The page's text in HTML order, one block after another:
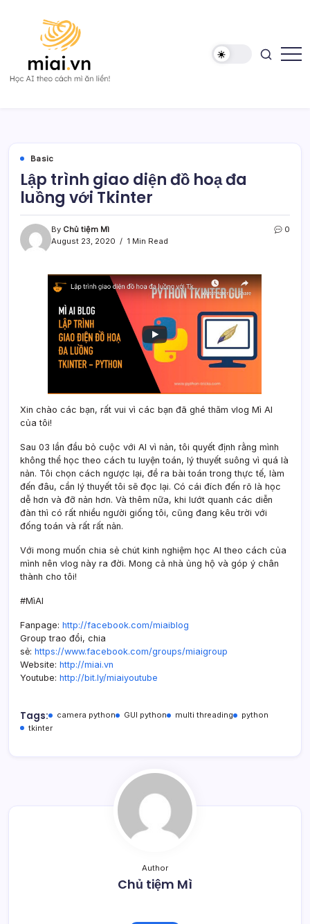
liền!
Basic
Lập trình giao diện đồ hoạ đa
luồng với Tkinter
By Chủ tiệm Mì
August 23, 2020
1 Min Read
0
Xin chào các bạn, rất vui vì các bạn đã ghé thăm vlog Mì AI
của tôi!
Sau 03 lần đầu bỏ cuộc với AI vì nản, tôi quyết định rằng mình
không thể học theo cách tu luyện toán, lý thuyết suông vì quá là
nản. Tôi chọn cách ngược lại, đề ra bài toán trong thực tế, làm
đến đâu, cần lý thuyết tôi sẽ đọc lại. Có cái đích đến rõ là học
dễ hơn và đỡ nản hơn. Và thêm nữa, khi lướt quanh các diễn
đàn thì có rất nhiều người giống tôi, cũng đang kêu trời với
đống toán và rất rất nản.
Với mong muốn chia sẻ chút kinh nghiệm học AI theo cách của
mình nên vlog này ra đời. Mong cả nhà ủng hộ và góp ý chân
thành cho tôi!
#MìAI
Fanpage: http://facebook.com/miaiblog
Group trao đổi, chia
sẻ: https://www.facebook.com/groups/miaigroup
Website: http://miai.vn
Youtube: http://bit.ly/miaiyoutube
Tags: camera python GUI python multi threading
python
tkinter
Author
Chủ tiệm Mì